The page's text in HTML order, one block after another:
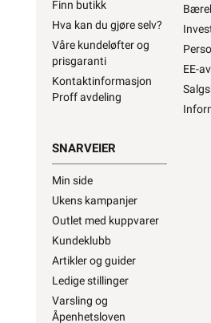
Finn butikk
Hva kan du gjøre selv?
Våre kundeløfter og
prisgaranti
Kontaktinformasjon
Proff avdeling
EE-
SNARVEIER
Min side
Ukens kampanjer
Outlet med kuppvarer
Kundeklubb
Artikler og guider
Ledige stillinger
Varsling og
Åpenhetsloven